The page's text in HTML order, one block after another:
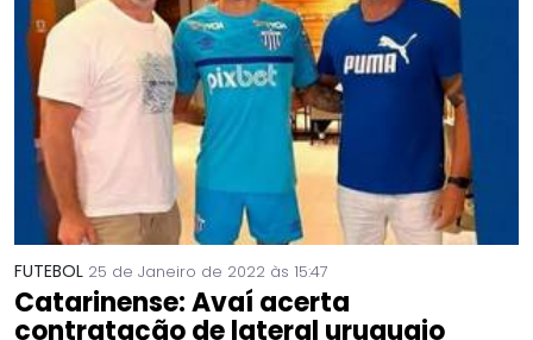
FUTEBOL 25 de Janeiro de 2022 às 15:47
Catarinense: Avaí acerta
contratação de lateral uruguaio